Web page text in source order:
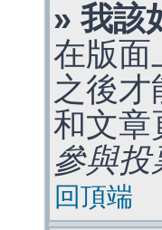
» 我該
在版面
之後
和文
參與投
回頂端